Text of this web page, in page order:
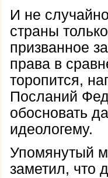
И не
страны
призванное
права в
торопится,
Посланий
обосновать
идеологему.
Упомянутый
заметил, что